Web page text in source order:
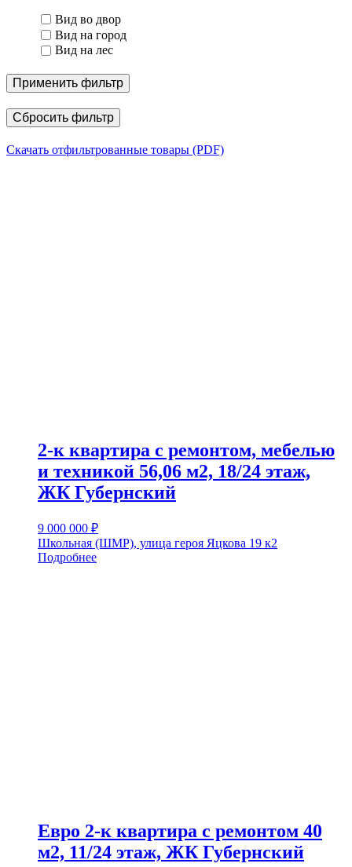
Вид во двор
Вид на город
Вид на лес
Применить фильтр
Сбросить фильтр
Скачать отфильтрованные товары (PDF)
2-к квартира с ремонтом, мебелью
и техникой 56,06 м2, 18/24 этаж,
ЖК Губернский
9 000 000 ₽
Школьная (ШМР), улица героя Яцкова 19 к2
Подробнее
Евро 2-к квартира с ремонтом 40
м2, 11/24 этаж, ЖК Губернский